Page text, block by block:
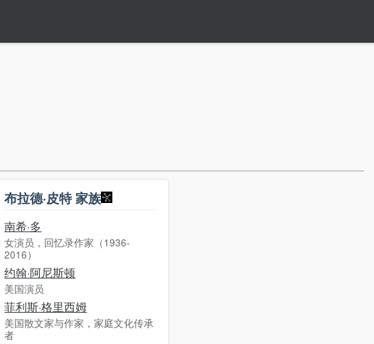
布拉德·皮特 家族
南希·多
女演员，回忆录作家（1936-
2016）
约翰·阿尼斯顿
美国演员
菲利斯·格里西姆
美国散文家与作家，家庭文化传承
者